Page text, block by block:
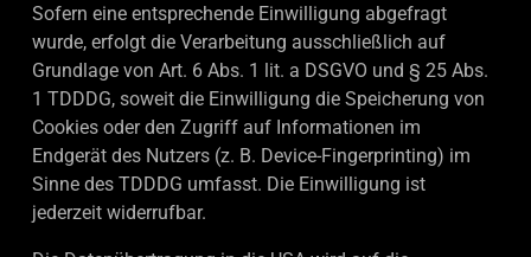
Sofern eine entsprechende Einwilligung abgefragt
wurde, erfolgt die Verarbeitung ausschließlich auf
Grundlage von Art. 6 Abs. 1 lit. a DSGVO und § 25 Abs.
1 TDDDG, soweit die Einwilligung die Speicherung von
Cookies oder den Zugriff auf Informationen im
Endgerät des Nutzers (z. B. Device-Fingerprinting) im
Sinne des TDDDG umfasst. Die Einwilligung ist
jederzeit widerrufbar.